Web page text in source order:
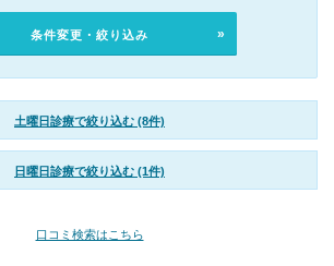
条件変更・絞り込み
土曜日診療で絞り込む (8件)
日曜日診療で絞り込む (1件)
口コミ検索はこちら